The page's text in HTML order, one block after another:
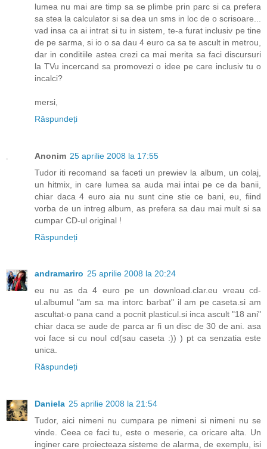
lumea nu mai are timp sa se plimbe prin parc si ca prefera
sa stea la calculator si sa dea un sms in loc de o scrisoare...
vad insa ca ai intrat si tu in sistem, te-a furat inclusiv pe tine
de pe sarma, si io o sa dau 4 euro ca sa te ascult in metrou,
dar in conditiile astea crezi ca mai merita sa faci discursuri
la TVu incercand sa promovezi o idee pe care inclusiv tu o
incalci?
mersi,
Răspundeți
Anonim 25 aprilie 2008 la 17:55
Tudor iti recomand sa faceti un prewiev la album, un colaj,
un hitmix, in care lumea sa auda mai intai pe ce da banii,
chiar daca 4 euro aia nu sunt cine stie ce bani, eu, fiind
vorba de un intreg album, as prefera sa dau mai mult si sa
cumpar CD-ul original !
Răspundeți
andramariro 25 aprilie 2008 la 20:24
eu nu as da 4 euro pe un download.clar.eu vreau cd-
ul.albumul "am sa ma intorc barbat" il am pe caseta.si am
ascultat-o pana cand a pocnit plasticul.si inca ascult "18 ani"
chiar daca se aude de parca ar fi un disc de 30 de ani. asa
voi face si cu noul cd(sau caseta :)) ) pt ca senzatia este
unica.
Răspundeți
Daniela 25 aprilie 2008 la 21:54
Tudor, aici nimeni nu cumpara pe nimeni si nimeni nu se
vinde. Ceea ce faci tu, este o meserie, ca oricare alta. Un
inginer care proiecteaza sisteme de alarma, de exemplu, isi